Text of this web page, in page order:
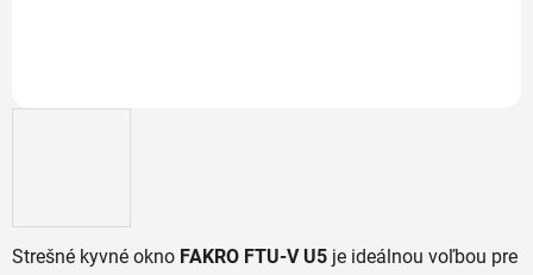
Strešné kyvné okno FAKRO FTU-V U5 je ideálnou voľbou pre